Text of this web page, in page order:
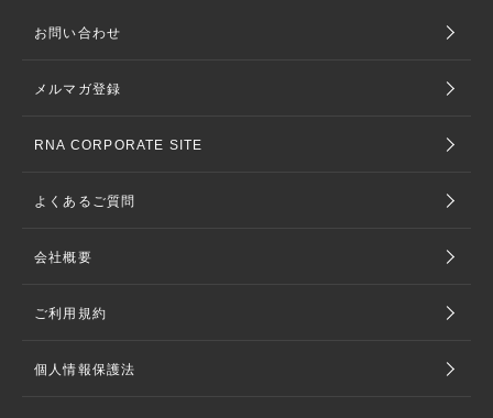
お問い合わせ
メルマガ登録
RNA CORPORATE SITE
よくあるご質問
会社概要
ご利用規約
個人情報保護法